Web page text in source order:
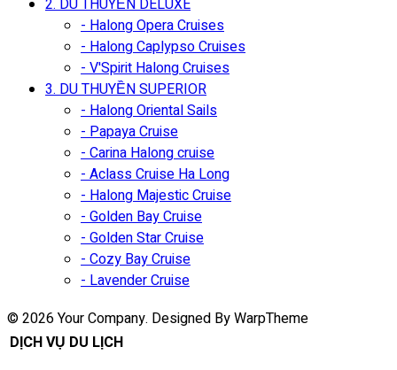
2. DU THUYỀN DELUXE
- Halong Opera Cruises
- Halong Caplypso Cruises
- V'Spirit Halong Cruises
3. DU THUYỀN SUPERIOR
- Halong Oriental Sails
- Papaya Cruise
- Carina Halong cruise
- Aclass Cruise Ha Long
- Halong Majestic Cruise
- Golden Bay Cruise
- Golden Star Cruise
- Cozy Bay Cruise
- Lavender Cruise
© 2026 Your Company. Designed By WarpTheme
DỊCH VỤ DU LỊCH